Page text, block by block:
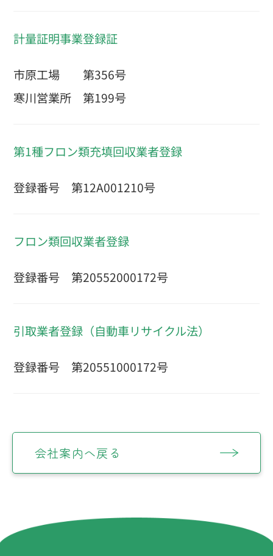
計量証明事業登録証
市原工場 第356号
寒川営業所 第199号
第1種フロン類充填回収業者登録
登録番号 第12A001210号
フロン類回収業者登録
登録番号 第20552000172号
引取業者登録（自動車リサイクル法）
登録番号 第20551000172号
会社案内へ戻る